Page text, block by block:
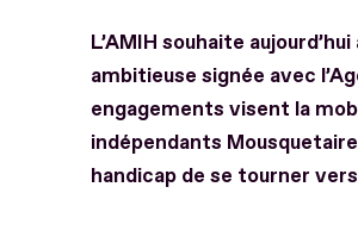
L’AMIH souhaite
ambitieuse signée avec
engagements visent la
indépendants
handicap de se tourner